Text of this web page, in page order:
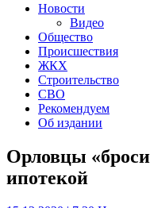
Новости
Видео
Общество
Происшествия
ЖКХ
Строительство
СВО
Рекомендуем
Об издании
Орловцы
ипотекой